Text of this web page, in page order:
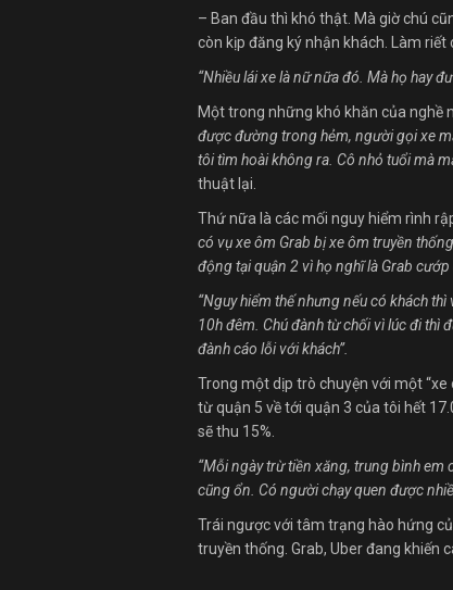
– Ban đầu thì khó thật. Mà giờ chú
còn kịp đăng ký nhận khách. Làm riết
“Nhiều lái xe là nữ nữa đó. Mà họ hay
Một trong những khó khăn của nghề
được đường trong hẻm, người gọi xe
tôi tìm hoài không ra. Cô nhỏ tuổi mà
thuật lại.
Thứ nữa là các mối nguy hiểm rình
có vụ xe ôm Grab bị xe ôm truyền
động tại quận 2 vì họ nghĩ là Grab cướp
“Nguy hiểm thế nhưng nếu có khách
10h đêm. Chú đành từ chối vì lúc đi thì
đành cáo lỗi với khách”.
Trong một dịp trò chuyện với một
từ quận 5 về tới quận 3 của tôi hết
sẽ thu 15%.
“Mỗi ngày trừ tiền xăng, trung bình
cũng ổn. Có người chạy quen được
Trái ngược với tâm trạng hào hứng
truyền thống. Grab, Uber đang khiến